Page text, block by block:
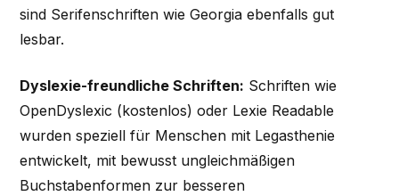
sind Serifenschriften wie Georgia ebenfalls gut
lesbar.
Dyslexie-freundliche Schriften: Schriften wie
OpenDyslexic (kostenlos) oder Lexie Readable
wurden speziell für Menschen mit Legasthenie
entwickelt, mit bewusst ungleichmäßigen
Buchstabenformen zur besseren